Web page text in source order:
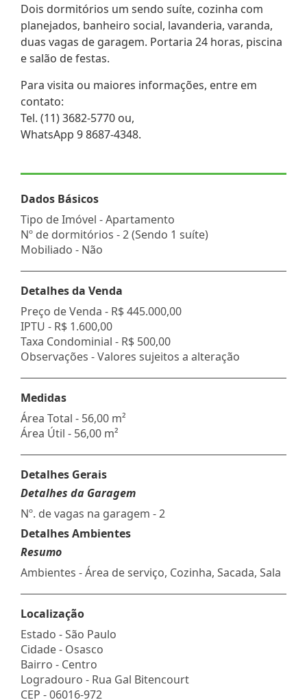
Dois dormitórios um sendo suíte, cozinha com
planejados, banheiro social, lavanderia, varanda,
duas vagas de garagem. Portaria 24 horas, piscina
e salão de festas.
Para visita ou maiores informações, entre em
contato:
Tel. (11) 3682-5770 ou,
WhatsApp 9 8687-4348.
Dados Básicos
Tipo de Imóvel - Apartamento
Nº de dormitórios - 2 (Sendo 1 suíte)
Mobiliado - Não
Detalhes da Venda
Preço de Venda - R$ 445.000,00
IPTU - R$ 1.600,00
Taxa Condominial - R$ 500,00
Observações - Valores sujeitos a alteração
Medidas
Área Total - 56,00 m²
Área Útil - 56,00 m²
Detalhes Gerais
Detalhes da Garagem
Nº. de vagas na garagem - 2
Detalhes Ambientes
Resumo
Ambientes - Área de serviço, Cozinha, Sacada, Sala
Localização
Estado -São Paulo
Cidade - Osasco
Bairro - Centro
Logradouro - Rua Gal Bitencourt
CEP -06016-972